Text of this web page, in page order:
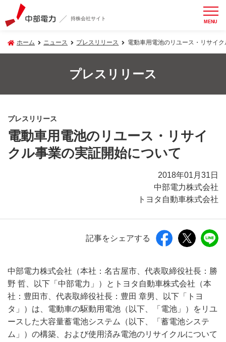
持株会社サイト MENU
ホーム ニュース プレスリリース 電動車用電池のリユース・リサイ
プレスリリース
プレスリリース
電動車用電池のリユース・リサイ
クル事業の実証開始について
2018年01月31日
中部電力株式会社
トヨタ自動車株式会社
記事をシェアする
中部電力株式会社（本社：名古屋市、代表取締役社長：勝
野 哲、以下「中部電力」）とトヨタ自動車株式会社（本
社：豊田市、代表取締役社長：豊田 章男、以下「トヨ
タ」）は、電動車の駆動用電池（以下、「電池」）をリユ
ースした大容量蓄電池システム（以下、「蓄電池システ
ム」）の構築、および使用済み電池のリサイクルについて